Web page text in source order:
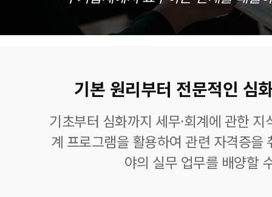
기본 원리부터 전문적인 심
기초부터 심화까지 세무·회계에 관한
계 프로그램을 활용하여 관련 자격증을
야의 실무 업무를 배양할